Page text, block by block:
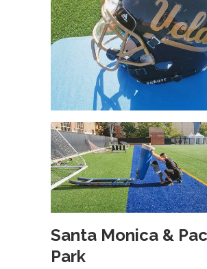
Santa Monica &
Park